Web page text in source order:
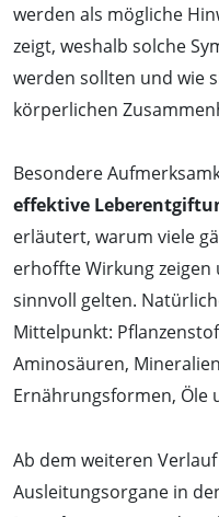
werden als mögliche
zeigt, weshalb solche
werden sollten und wie
körperlichen
Besondere
effektive
erläutert, warum viele
erhoffte Wirkung zeigen
sinnvoll gelten.
Mittelpunkt:
Aminosäuren,
Ernährungsformen, Öle
Ab dem weiteren
Ausleitungsorgane in